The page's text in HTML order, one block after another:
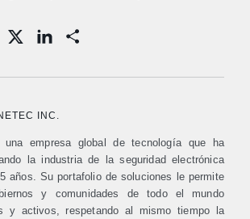
Share
INC.
empresa global de tecnología que ha
la industria de la seguridad electrónica
años. Su portafolio de soluciones le permite
y comunidades de todo el mundo
y activos, respetando al mismo tiempo la